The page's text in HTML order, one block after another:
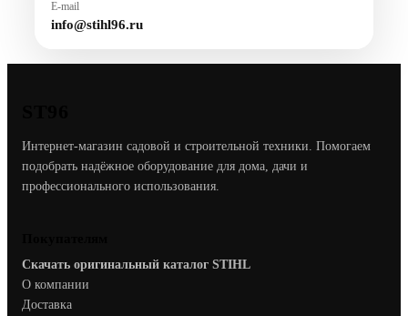
E-mail
info@stihl96.ru
Интернет-магазин садовой и строительной техники. Помогаем
подобрать надёжное оборудование для дома, дачи и
профессионального использования.
Скачать оригинальный каталог STIHL
О компании
Доставка